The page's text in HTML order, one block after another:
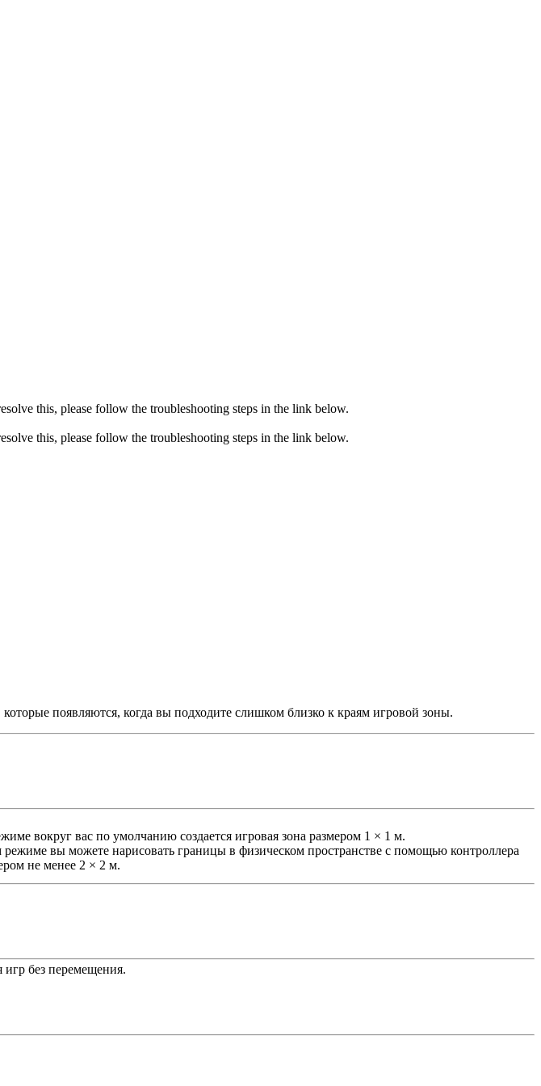
this, please follow the troubleshooting steps in the link below.
this, please follow the troubleshooting steps in the link below.
появляются, когда вы подходите слишком близко к краям игровой зоны.
вокруг вас по умолчанию создается игровая зона размером 1 × 1 м.
вы можете нарисовать границы в физическом пространстве с помощью контроллера
не менее 2 × 2 м.
игр без перемещения.